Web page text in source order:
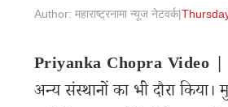
Author: महाराष्ट्रनामा न्यूज नेटवर्क|
Priyanka Chopra Video |
अन्य संस्थानों का भी दौरा